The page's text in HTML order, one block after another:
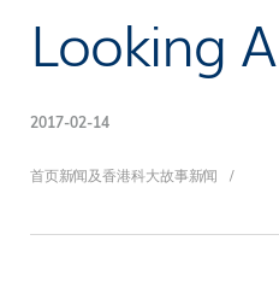
Looking
2017-02-14
面
首页新闻及香港科大故事新闻